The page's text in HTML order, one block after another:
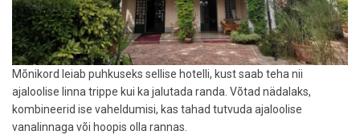
Mõnikord leiab puhkuseks sellise hotelli, kust saab teha nii
ajaloolise linna trippe kui ka jalutada randa. Võtad nädalaks,
kombineerid ise vaheldumisi, kas tahad tutvuda ajaloolise
vanalinnaga või hoopis olla rannas.